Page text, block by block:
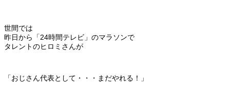
世間では
昨日から「24時間テレビ」のマラソンで
タレントのヒロミさんが
「おじさん代表として・・・まだやれる！」